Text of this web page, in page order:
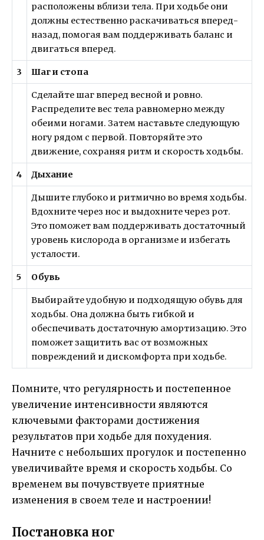
расположены вблизи тела. При ходьбе они
должны естественно раскачиваться вперед-
назад, помогая вам поддерживать баланс и
двигаться вперед.
3 Шаг и стопа
Сделайте шаг вперед весной и ровно.
Распределите вес тела равномерно между
обеими ногами. Затем наставьте следующую
ногу рядом с первой. Повторяйте это
движение, сохраняя ритм и скорость ходьбы.
4 Дыхание
Дышите глубоко и ритмично во время ходьбы.
Вдохните через нос и выдохните через рот.
Это поможет вам поддерживать достаточный
уровень кислорода в организме и избегать
усталости.
5 Обувь
Выбирайте удобную и подходящую обувь для
ходьбы. Она должна быть гибкой и
обеспечивать достаточную амортизацию. Это
поможет защитить вас от возможных
повреждений и дискомфорта при ходьбе.
Помните, что регулярность и постепенное
увеличение интенсивности являются
ключевыми факторами достижения
результатов при ходьбе для похудения.
Начните с небольших прогулок и постепенно
увеличивайте время и скорость ходьбы. Со
временем вы почувствуете приятные
изменения в своем теле и настроении!
Постановка ног